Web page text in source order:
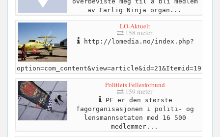
av Farlig Ninja organ...
LO-Aktuelt
158 meter
http://lomedia.no/index.php?
option=com_content&view=article&id=21&Itemid=19
Politiets Fellesforbund
159 meter
PF er den største
fagorganisasjonen i politi- og
lensmannsetaten med 16 500
medlemmer...